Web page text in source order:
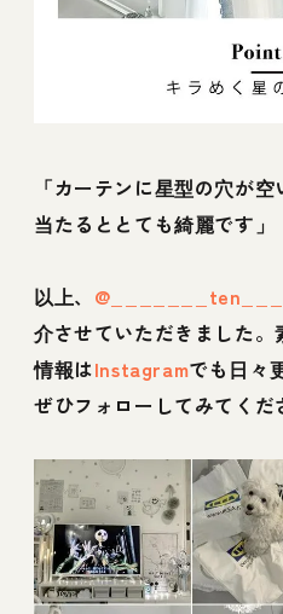
「カーテンに星型の穴が
当たるととても綺麗です」
以上、
介させていただきました
情報はInstagramでも日々
ぜひフォローしてみてくだ